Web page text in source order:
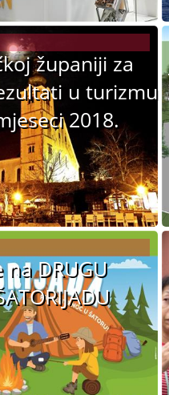
županiji za
u turizmu
2018.
DRUGU